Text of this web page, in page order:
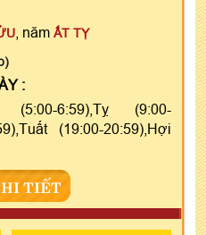
, năm ẤT TỴ
:
(5:00-6:59),Tỵ (9:00-
(19:00-20:59),Hợi
TIẾT